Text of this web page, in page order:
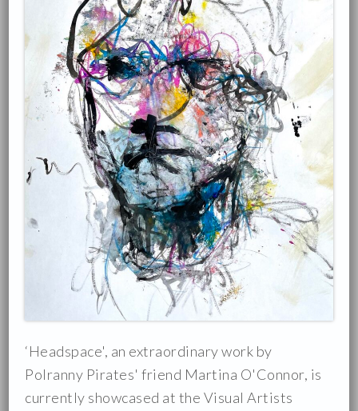
‘Headspace', an extraordinary work by
Polranny Pirates' friend Martina O'Connor, is
currently showcased at the Visual Artists